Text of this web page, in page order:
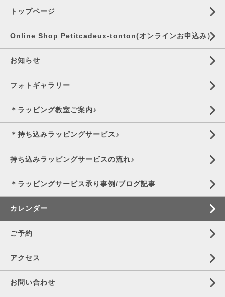
トップページ
Online Shop Petitcadeux-tonton(オンラインお申込み）
お知らせ
フォトギャラリー
＊ラッピング教室ご案内♪
＊持ち込みラッピングサービス♪
持ち込みラッピングサービスの流れ♪
＊ラッピングサービス承り事例/ブログ記事
カレンダー
ご予約
アクセス
お問い合わせ